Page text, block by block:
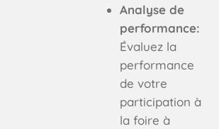
Analyse de
performance:
Évaluez la
performance
de votre
participation à
la foire à